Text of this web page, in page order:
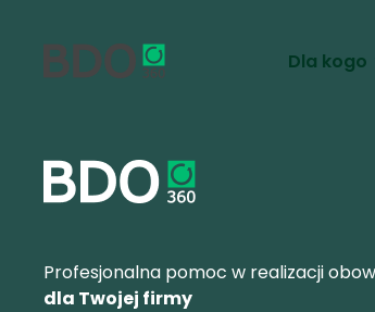
Dla kogo
Profesjonalna pomoc w realizacji
dla Twojej firmy